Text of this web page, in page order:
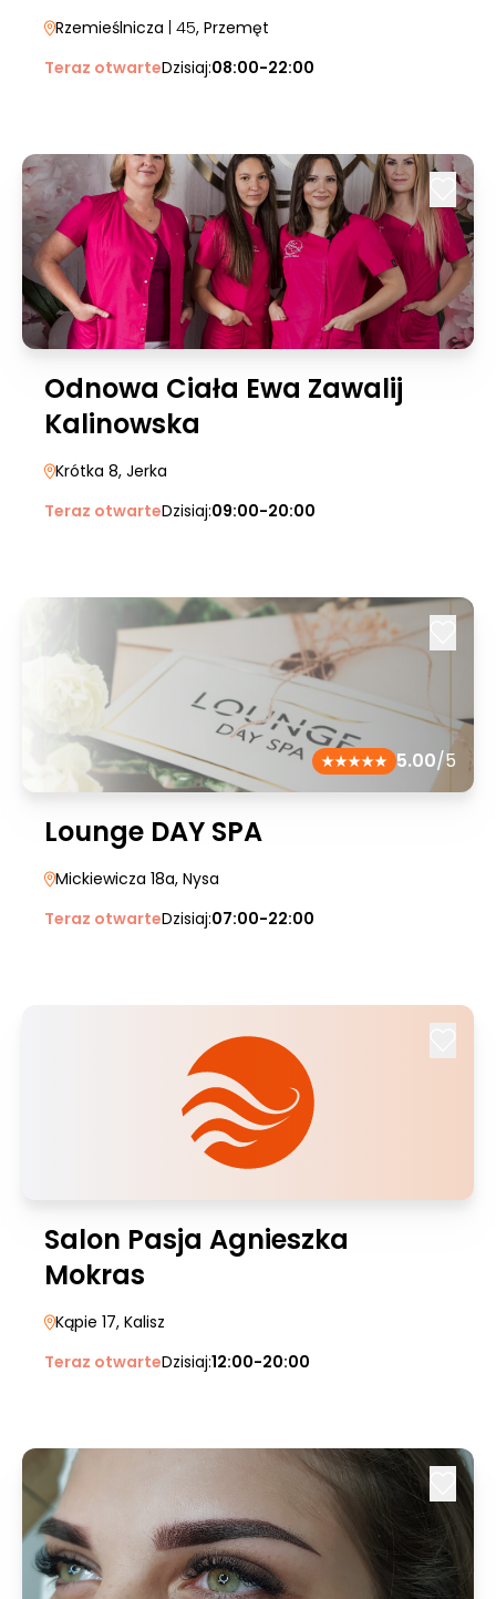
Rzemieślnicza | 45, Przemęt
Teraz otwarteDzisiaj:08:00-22:00
Odnowa Ciała Ewa Zawalij
Kalinowska
Krótka 8, Jerka
Teraz otwarteDzisiaj:09:00-20:00
5.00/5
Lounge DAY SPA
Mickiewicza 18a, Nysa
Teraz otwarteDzisiaj:07:00-22:00
Salon Pasja Agnieszka
Mokras
Kąpie 17, Kalisz
Teraz otwarteDzisiaj:12:00-20:00